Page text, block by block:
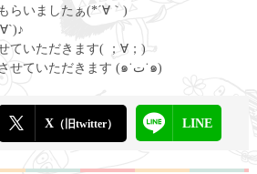
らいましたぁ(*´∀｀)
ていただきます( ；∀；)
また火曜日から通常営業させていただきます (๑˙ت˙๑)
X（旧twitter） LINE